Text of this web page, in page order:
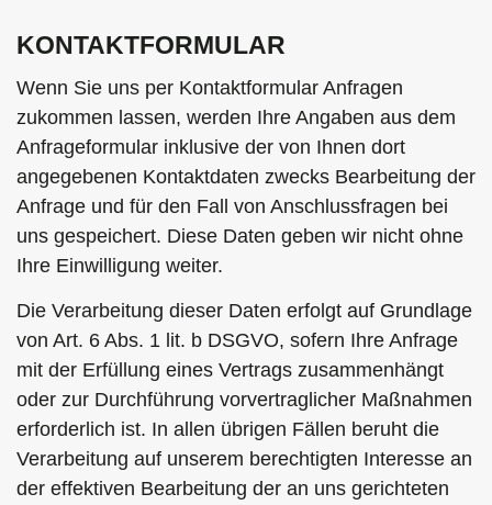
KONTAKTFORMULAR
Wenn Sie uns per Kontaktformular Anfragen
zukommen lassen, werden Ihre Angaben aus dem
Anfrageformular inklusive der von Ihnen dort
angegebenen Kontaktdaten zwecks Bearbeitung der
Anfrage und für den Fall von Anschlussfragen bei
uns gespeichert. Diese Daten geben wir nicht ohne
Ihre Einwilligung weiter.
Die Verarbeitung dieser Daten erfolgt auf Grundlage
von Art. 6 Abs. 1 lit. b DSGVO, sofern Ihre Anfrage
mit der Erfüllung eines Vertrags zusammenhängt
oder zur Durchführung vorvertraglicher Maßnahmen
erforderlich ist. In allen übrigen Fällen beruht die
Verarbeitung auf unserem berechtigten Interesse an
der effektiven Bearbeitung der an uns gerichteten